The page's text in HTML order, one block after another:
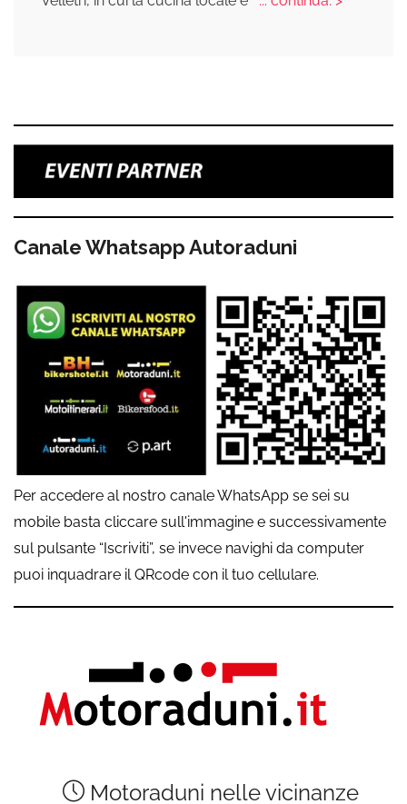
Canale Whatsapp Autoraduni
Per accedere al nostro canale WhatsApp se sei su
mobile basta cliccare sull'immagine e successivamente
sul pulsante “Iscriviti”, se invece navighi da computer
puoi inquadrare il QRcode con il tuo cellulare.
Motoraduni nelle vicinanze